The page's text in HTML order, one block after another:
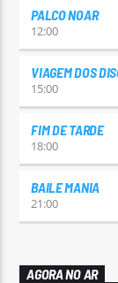
PALCO NOAR
12:00
VIAGEM DOS
15:00
FIM DE TARDE
18:00
BAILE MANIA
21:00
AGORA NO AR